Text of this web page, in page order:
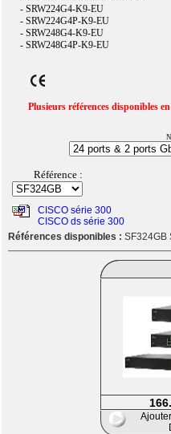
- SRW224G4-K9-EU
- SRW224G4P-K9-EU
- SRW248G4-K9-EU
- SRW248G4P-K9-EU
Plusieurs références disponibles
Référence :
CISCO série 300
CISCO ds série 300
Références disponibles : SF324GB